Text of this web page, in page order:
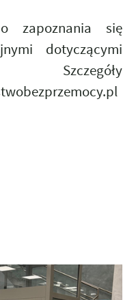
zapoznania się
dotyczącymi